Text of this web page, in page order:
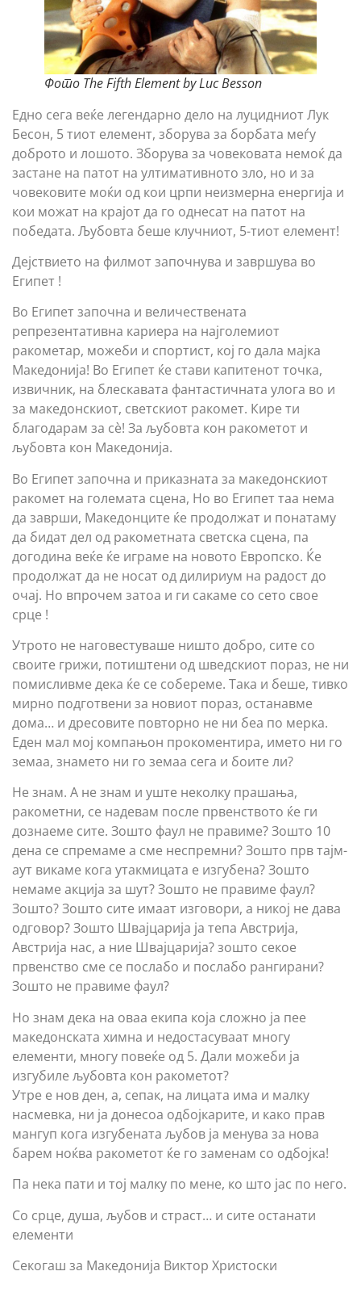
Фото The Fifth Element by Luc Besson
Едно сега веќе легендарно дело на луцидниот Лук
Бесон, 5 тиот елемент, зборува за борбата меѓу
доброто и лошото. Зборува за човековата немоќ да
застане на патот на ултимативното зло, но и за
човековите моќи од кои црпи неизмерна енергија и
кои можат на крајот да го однесат на патот на
победата. Љубовта беше клучниот, 5-тиот елемент!
Дејствието на филмот започнува и завршува во
Египет !
Во Египет започна и величествената
репрезентативна кариера на најголемиот
ракометар, можеби и спортист, кој го дала мајка
Македонија! Во Египет ќе стави капитенот точка,
извичник, на блескавата фантастичната улога во и
за македонскиот, светскиот ракомет. Кире ти
благодарам за сè! За љубовта кон ракометот и
љубовта кон Македонија.
Во Египет започна и приказната за македонскиот
ракомет на големата сцена, Но во Египет таа нема
да заврши, Mакедонците ќе продолжат и понатаму
да бидат дел од ракометната светска сцена, па
догодина веќе ќе играме на новото Eвропско. Ќе
продолжат да не носат од дилириум на радост до
очај. Но впрочем затоа и ги сакаме со сето свое
срце !
Утрото не наговестуваше ништо добро, сите со
своите грижи, потиштени од шведскиот пораз, не ни
помисливме дека ќе се собереме. Така и беше, тивко
мирно подготвени за новиот пораз, останавме
дома… и дресовите повторно не ни беа по мерка.
Еден мал мој компањон прокоментира, името ни го
земаа, знамето ни го земаа сега и боите ли?
Не знам. А не знам и уште неколку прашања,
ракометни, се надевам после првенството ќе ги
дознаеме сите. Зошто фаул не правиме? Зошто 10
дена се спремаме а сме неспремни? Зошто прв тајм-
аут викаме кога утакмицата е изгубена? Зошто
немаме акција за шут? Зошто не правиме фаул?
Зошто? Зошто сите имаат изговори, а никој не дава
одговор? Зошто Швајцарија ја тепа Австрија,
Австрија нас, а ние Швајцарија? зошто секое
првенство сме се послабо и послабо рангирани?
Зошто не правиме фаул?
Но знам дека на оваа екипа која сложно ја пее
македонската химна и недостасуваат многу
елементи, многу повеќе од 5. Дали можеби ја
изгубиле љубовта кон ракометот?
Утре е нов ден, а, сепак, на лицата има и малку
насмевка, ни ја донесоа одбојкарите, и како прав
мангуп кога изгубената љубов ја менува за нова
барем ноќва ракометот ќе го заменам со одбојка!
Па нека пати и тој малку по мене, ко што јас по него.
Со срце, душа, љубов и страст… и сите останати
елементи
Секогаш за Македонија Виктор Христоски